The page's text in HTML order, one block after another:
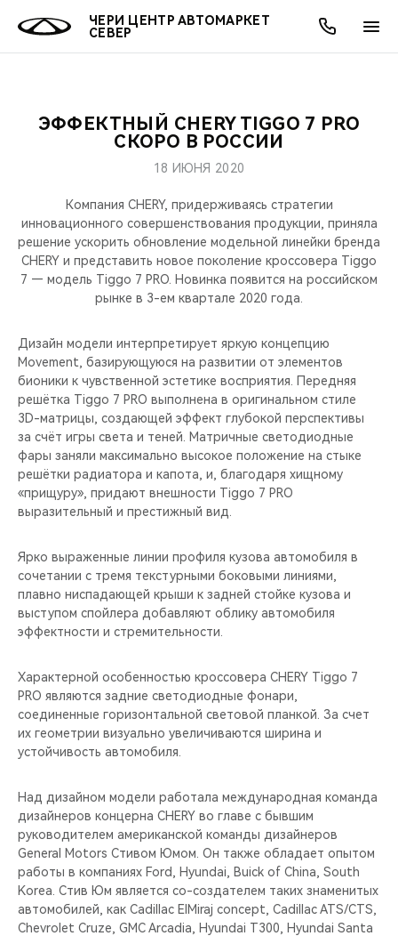
ЧЕРИ ЦЕНТР АВТОМАРКЕТ
СЕВЕР
МОДЕЛИ
КРОССОВЕРЫ
СЕДАНЫ
НОВИНКИ
ПОКУПАТЕЛЯМ
КРЕДИТ И СТРАХОВАНИЕ
ВЛАДЕЛЬЦАМ
ЗАПЧАСТИ И АКСЕССУАРЫ
ПОДДЕРЖКА
МИР CHERY
О БРЕНДЕ
CHERY В СОЦСЕТЯХ
БЛАГОТВОРИТЕЛЬНОСТЬ
CHERY REMOTE
CHERY И СПОРТ
НАШИ МЕРОПРИЯТИЯ
CHERY ДЛЯ ДЕТЕЙ
АКЦИИ
ОНЛАЙН СЕРВИСЫ
КРЕДИТ
О КОМПАНИИ
МЫ В СОЦСЕТЯХ
ЭФФЕКТНЫЙ CHERY TIGGO 7 PRO
СКОРО В РОССИИ
18 ИЮНЯ 2020
Компания CHERY, придерживаясь стратегии
инновационного совершенствования продукции, приняла
решение ускорить обновление модельной линейки бренда
CHERY и представить новое поколение кроссовера Tiggo
7 — модель Tiggo 7 PRO. Новинка появится на российском
рынке в 3-ем квартале 2020 года.
Дизайн модели интерпретирует яркую концепцию
Movement, базирующуюся на развитии от элементов
бионики к чувственной эстетике восприятия. Передняя
решётка Tiggo 7 PRO выполнена в оригинальном стиле
3D-матрицы, создающей эффект глубокой перспективы
за счёт игры света и теней. Матричные светодиодные
фары заняли максимально высокое положение на стыке
решётки радиатора и капота, и, благодаря хищному
«прищуру», придают внешности Tiggo 7 PRO
выразительный и престижный вид.
Ярко выраженные линии профиля кузова автомобиля в
сочетании с тремя текстурными боковыми линиями,
плавно ниспадающей крыши к задней стойке кузова и
выступом спойлера добавляют облику автомобиля
эффектности и стремительности.
Характерной особенностью кроссовера CHERY Tiggo 7
PRO являются задние светодиодные фонари,
соединенные горизонтальной световой планкой. За счет
их геометрии визуально увеличиваются ширина и
устойчивость автомобиля.
Над дизайном модели работала международная команда
дизайнеров концерна CHERY во главе с бывшим
руководителем американской команды дизайнеров
General Motors Стивом Юмом. Он также обладает опытом
работы в компаниях Ford, Hyundai, Buick of China, South
Korea. Стив Юм является со-создателем таких знаменитых
автомобилей, как Cadillac ElMiraj concept, Cadillac ATS/CTS,
Chevrolet Cruze, GMC Arcadia, Hyundai T300, Hyundai Santa